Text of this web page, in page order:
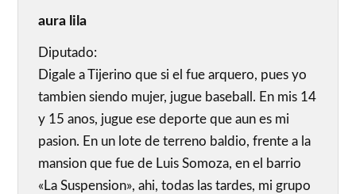
aura lila
Diputado:
Digale a Tijerino que si el fue arquero, pues yo
tambien siendo mujer, jugue baseball. En mis 14
y 15 anos, jugue ese deporte que aun es mi
pasion. En un lote de terreno baldio, frente a la
mansion que fue de Luis Somoza, en el barrio
«La Suspension», ahi, todas las tardes, mi grupo